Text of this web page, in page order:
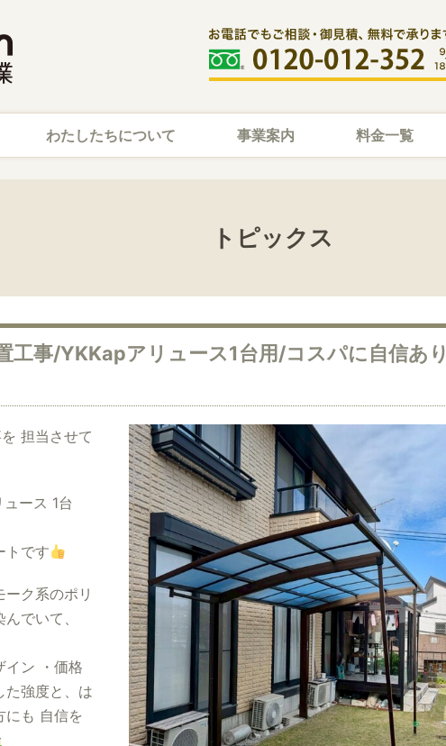
わたしたちについて 事業案内 料金一覧
トピックス
工事/YKKapアリュース1台用/コスパに自信あり
担当させて
ース 1台
トです
ク系のポリ
でいて、
イン ・価格
た強度と、は
にも 自信を